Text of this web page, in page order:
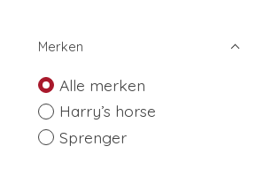
Merken
Alle merken
Harry’s horse
Sprenger